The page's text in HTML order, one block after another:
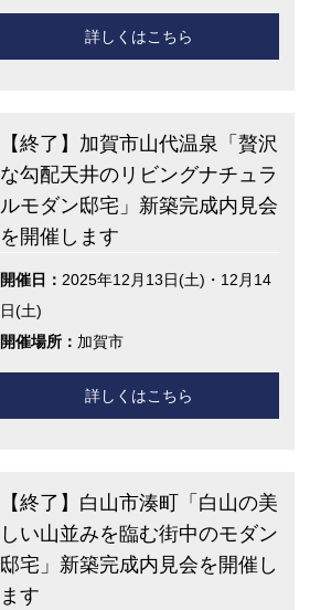
詳しくはこちら
【終了】加賀市山代温泉「贅沢
な勾配天井のリビングナチュラ
ルモダン邸宅」新築完成内見会
を開催します
開催日： 2025年12月13日(土)・12月14
日(土)
開催場所： 加賀市
詳しくはこちら
【終了】白山市湊町「白山の美
しい山並みを臨む街中のモダン
邸宅」新築完成内見会を開催し
ます